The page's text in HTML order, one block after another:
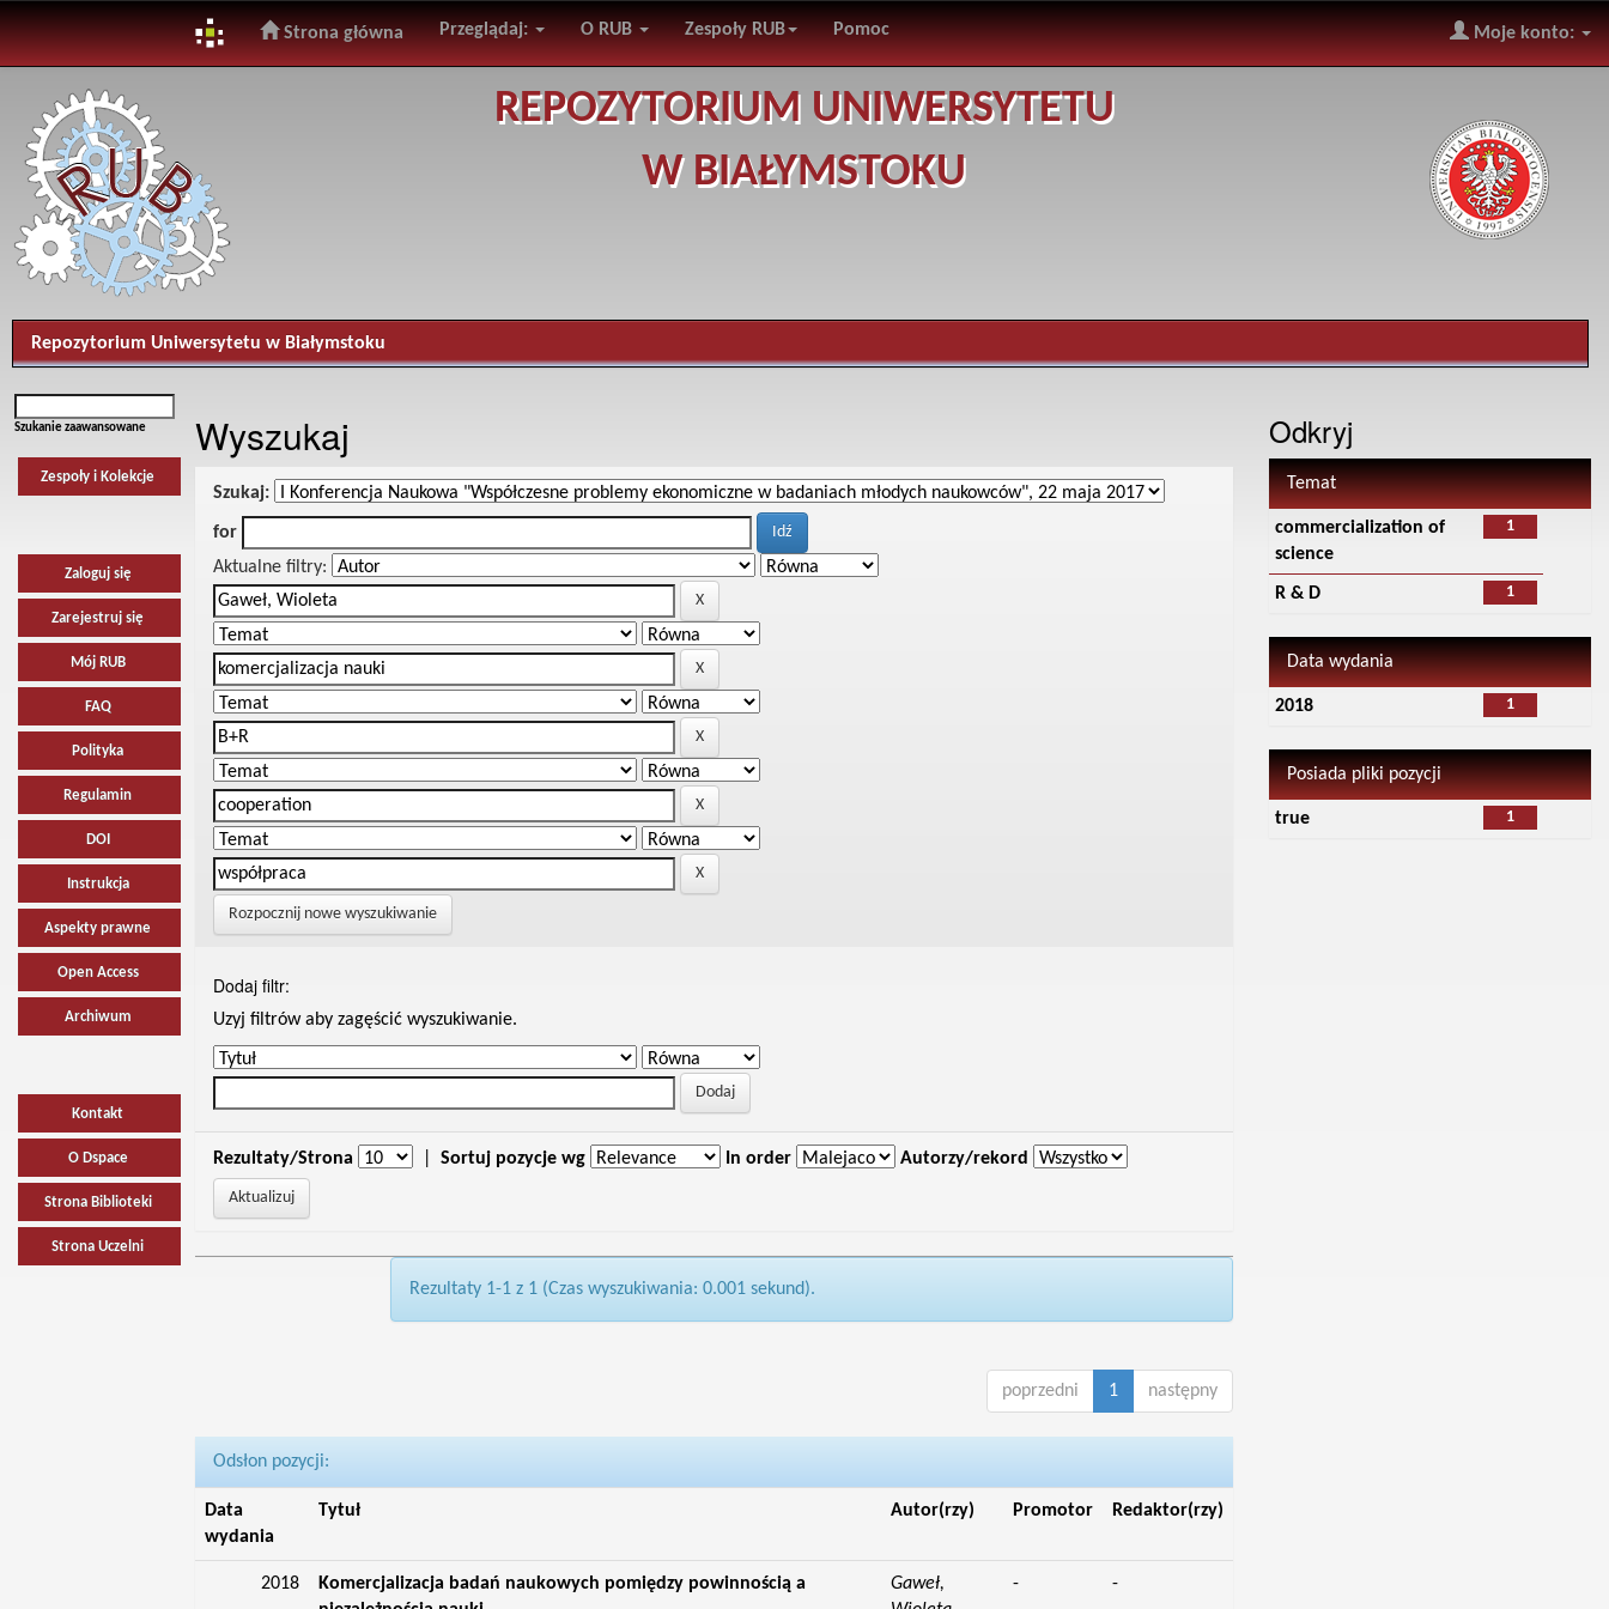
navigation
Strona główna Przeglądaj: O RUB Zespoły RUB Pomoc Moje konto:
REPOZYTORIUM UNIWERSYTETU
W BIAŁYMSTOKU
Repozytorium Uniwersytetu w Białymstoku
Szukanie zaawansowane
Zespoły i Kolekcje
Zaloguj się
Zarejestruj się
Mój RUB
FAQ
Polityka
Regulamin
DOI
Instrukcja
Aspekty prawne
Open Access
Archiwum
Kontakt
O Dspace
Strona Biblioteki
Strona Uczelni
Wyszukaj
Szukaj:
for
Aktualne filtry:
Rozpocznij nowe wyszukiwanie
Dodaj filtr:
Uzyj filtrów aby zagęścić wyszukiwanie.
Rezultaty/Strona Sortuj pozycje wg In order Autorzy/rekord
Rezultaty 1-1 z 1 (Czas wyszukiwania: 0.001 sekund).
poprzedni 1 następny
Odsłon pozycji:
Data
wydania
Tytuł Autor(rzy) Promotor Redaktor(rzy)
2018
Komercjalizacja badań naukowych pomiędzy powinnością a
Gaweł,
- -
Odkryj
Temat
1
commercialization of
science
1
R & D
Data wydania
1
2018
Posiada pliki pozycji
1
true